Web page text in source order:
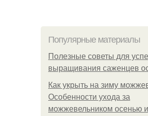
Популярные материалы
Полезные советы для
выращивания саженцев
Как укрыть на зиму
Особенности ухода за
можжевельником осенью